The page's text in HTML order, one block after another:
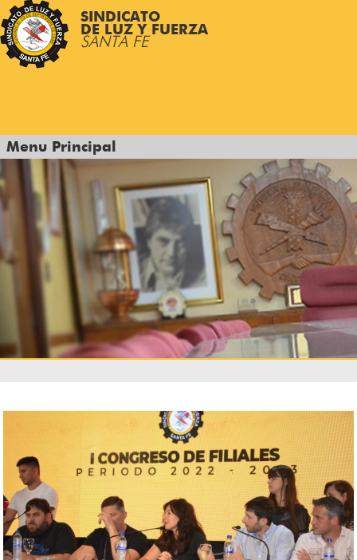
SINDICATO
DE LUZ Y FUERZA
SANTA FE
Menu Principal